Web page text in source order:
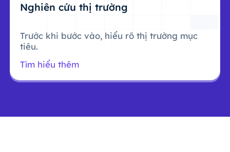
Nghiên cứu thị trường
Trước khi bước vào, hiểu rõ thị trường mục
tiêu.
Tìm hiểu thêm